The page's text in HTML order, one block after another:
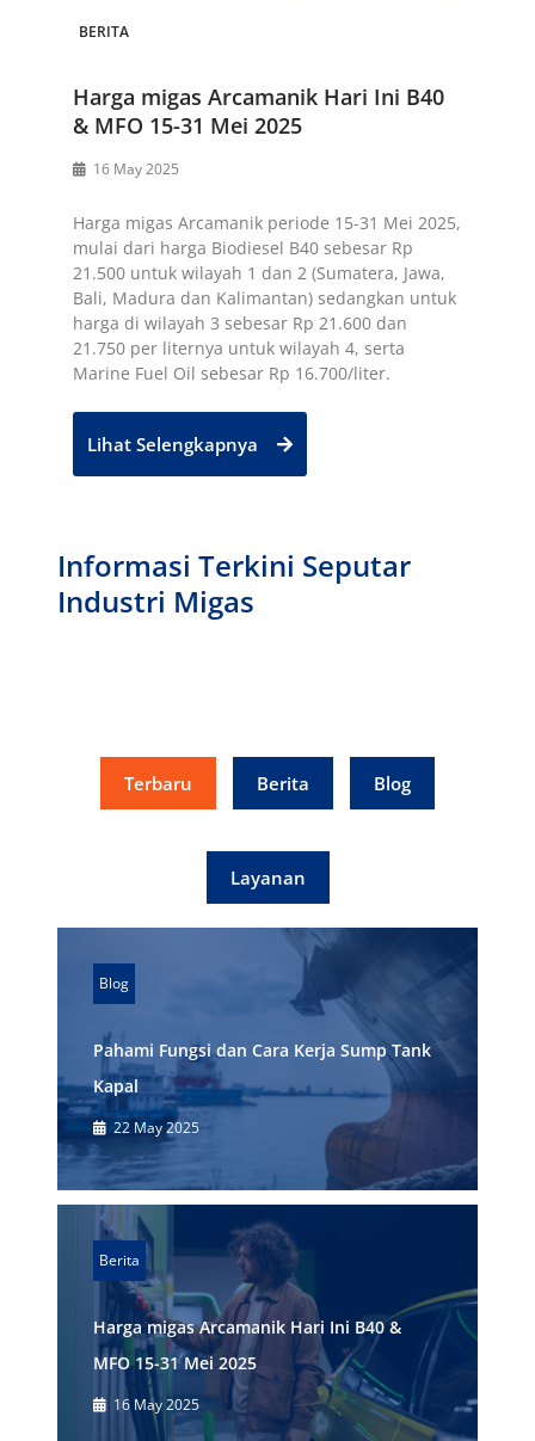
BERITA
Harga migas Arcamanik Hari Ini B40
& MFO 15-31 Mei 2025
16 May 2025
Harga migas Arcamanik periode 15-31 Mei 2025,
mulai dari harga Biodiesel B40 sebesar Rp
21.500 untuk wilayah 1 dan 2 (Sumatera, Jawa,
Bali, Madura dan Kalimantan) sedangkan untuk
harga di wilayah 3 sebesar Rp 21.600 dan
21.750 per liternya untuk wilayah 4, serta
Marine Fuel Oil sebesar Rp 16.700/liter.
Lihat Selengkapnya
Informasi Terkini Seputar
Industri Migas
Terbaru Berita Blog
Layanan
Blog
Pahami Fungsi dan Cara Kerja Sump Tank
Kapal
22 May 2025
Berita
Harga migas Arcamanik Hari Ini B40 &
MFO 15-31 Mei 2025
16 May 2025